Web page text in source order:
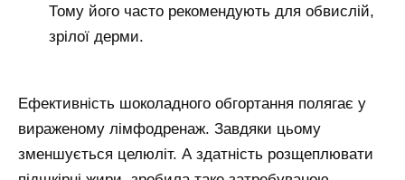
Тому його часто рекомендують для обвислій,
зрілої дерми.
Ефективність шоколадного обгортання полягає у
вираженому лімфодренаж. Завдяки цьому
зменшується целюліт. А здатність розщеплювати